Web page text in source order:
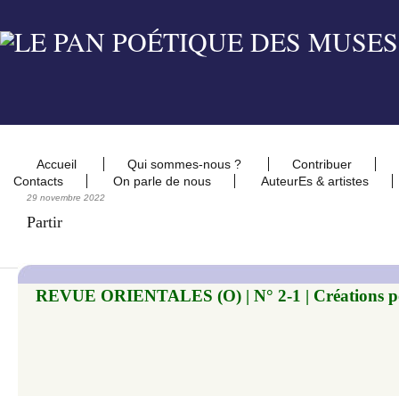
Accueil Qui sommes-nous ?
Contribuer
Contacts
On parle de nous AuteurEs & artistes
29 novembre 2022
Partir
REVUE ORIENTALES (O) | N° 2-1 | Créations​​​​​